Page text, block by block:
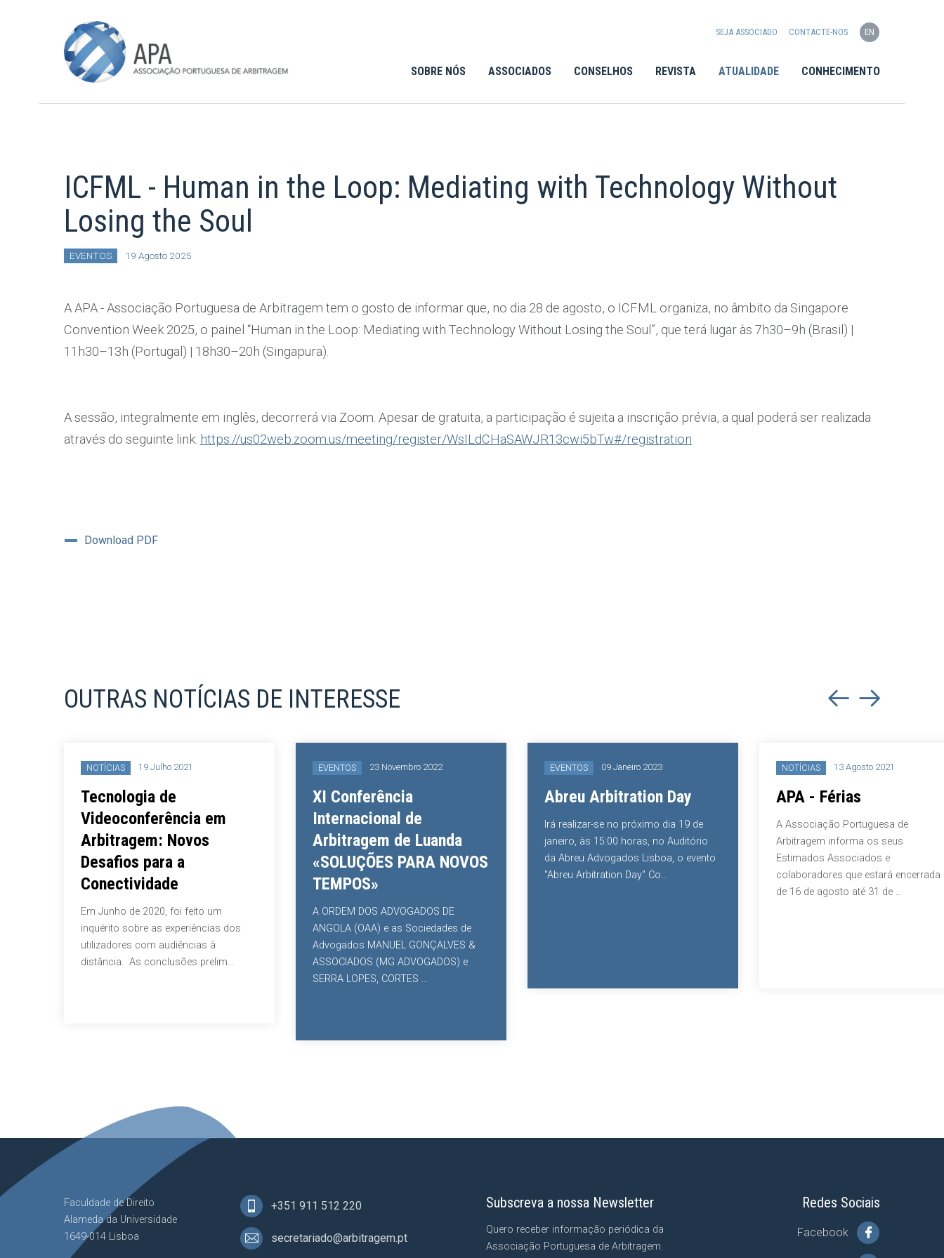
SOBRE NÓS ASSOCIADOS CONSELHOS REVISTA ATUALIDADE CONHECIMENTO
SEJA ASSOCIADO CONTACTE-NOS EN
ICFML - Human in the Loop: Mediating with Technology Without
Losing the Soul
EVENTOS 19 Agosto 2025
A APA - Associação Portuguesa de Arbitragem tem o gosto de informar que, no dia 28 de agosto, o ICFML organiza, no âmbito da Singapore
Convention Week 2025, o painel “Human in the Loop: Mediating with Technology Without Losing the Soul”, que terá lugar às 7h30–9h (Brasil) |
11h30–13h (Portugal) | 18h30–20h (Singapura).
A sessão, integralmente em inglês, decorrerá via Zoom. Apesar de gratuita, a participação é sujeita a inscrição prévia, a qual poderá ser realizada
através do seguinte link: https://us02web.zoom.us/meeting/register/WsILdCHaSAWJR13cwi5bTw#/registration
Download PDF
OUTRAS NOTÍCIAS DE INTERESSE
NOTÍCIAS 19 Julho 2021
Tecnologia de
Videoconferência em
Arbitragem: Novos
Desafios para a
Conectividade
Em Junho de 2020, foi feito um
inquérito sobre as experiências dos
utilizadores com audiências à
distância. As conclusões prelim...
EVENTOS 23 Novembro 2022
XI Conferência
Internacional de
Arbitragem de Luanda
«SOLUÇÕES PARA NOVOS
TEMPOS»
A ORDEM DOS ADVOGADOS DE
ANGOLA (OAA) e as Sociedades de
Advogados MANUEL GONÇALVES &
ASSOCIADOS (MG ADVOGADOS) e
SERRA LOPES, CORTES ...
EVENTOS 09 Janeiro 2023
Abreu Arbitration Day
Irá realizar-se no próximo dia 19 de
janeiro, às 15:00 horas, no Auditório
da Abreu Advogados Lisboa, o evento
"Abreu Arbitration Day" Co...
NOTÍCIAS 13 Agosto 2021
APA - Férias
A Associação Portuguesa de
Arbitragem informa os seus
Estimados Associados e
colaboradores que estará encerrada
de 16 de agosto até 31 de ...
Faculdade de Direito
Alameda da Universidade
1649-014 Lisboa
+351 911 512 220
secretariado@arbitragem.pt
Redes Sociais
Facebook
Subscreva a nossa Newsletter
Quero receber informação periódica da
Associação Portuguesa de Arbitragem.